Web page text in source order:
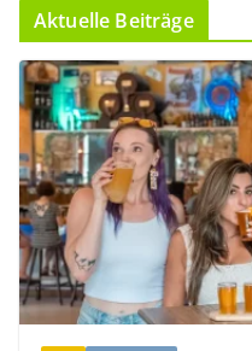
Aktuelle Beiträge